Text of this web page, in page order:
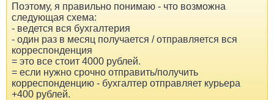
Поэтому, я правильно понимаю - что возможна
следующая схема:
- ведется вся бухгалтерия
- один раз в месяц получается / отправляется вся
корреспонденция
= это все стоит 4000 рублей.
= если нужно срочно отправить/получить
корреспонденцию - бухгалтер отправляет курьера
+400 рублей.